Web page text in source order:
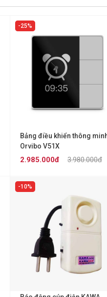
25%
Bảng điều khiển thông
Orvibo V51X
3.980.000đ
2.985.000đ
10%